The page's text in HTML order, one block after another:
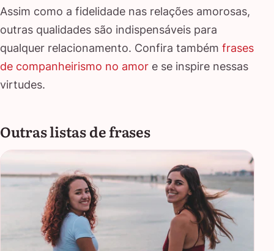
Assim como a fidelidade nas relações amorosas,
outras qualidades são indispensáveis para
qualquer relacionamento. Confira também frases
de companheirismo no amor e se inspire nessas
virtudes.
Outras listas de frases